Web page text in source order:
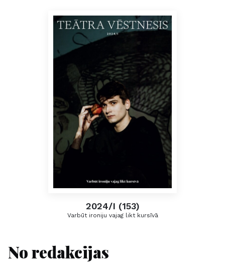
2024/I (153)
Varbūt ironiju vajag likt kursīvā
No redakcijas